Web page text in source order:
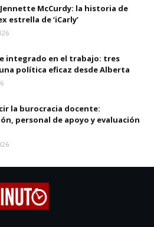
McCurdy: la historia de
estrella de ‘iCarly’
integrado en el trabajo: tres
política eficaz desde Alberta
la burocracia docente:
personal de apoyo y evaluación